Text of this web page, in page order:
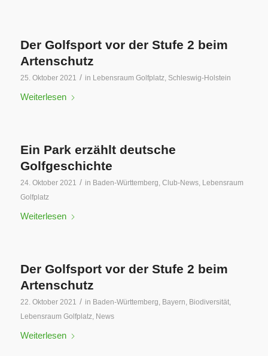
Der Golfsport vor der Stufe 2 beim
Artenschutz
25. Oktober 2021 / in Lebensraum Golfplatz, Schleswig-Holstein
Weiterlesen
Ein Park erzählt deutsche
Golfgeschichte
24. Oktober 2021 / in Baden-Württemberg, Club-News, Lebensraum
Golfplatz
Weiterlesen
Der Golfsport vor der Stufe 2 beim
Artenschutz
22. Oktober 2021 / in Baden-Württemberg, Bayern, Biodiversität,
Lebensraum Golfplatz, News
Weiterlesen